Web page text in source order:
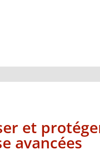
et
avancées